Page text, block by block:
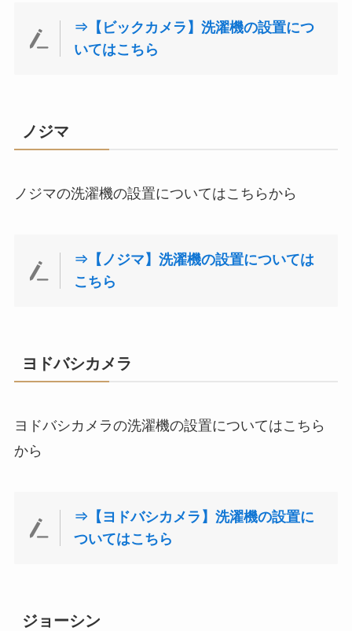
⇒【ビックカメラ】洗濯機の設置につ
いてはこちら
ノジマ
ノジマの洗濯機の設置についてはこちらから
⇒【ノジマ】洗濯機の設置については
こちら
ヨドバシカメラ
ヨドバシカメラの洗濯機の設置についてはこちら
から
⇒【ヨドバシカメラ】洗濯機の設置に
ついてはこちら
ジョーシン